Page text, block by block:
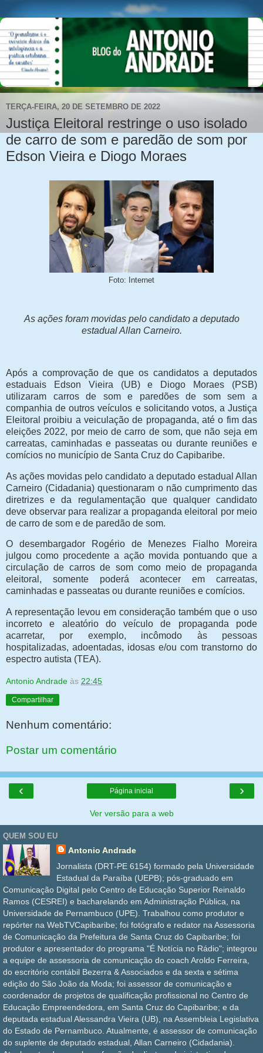
TERÇA-FEIRA, 20 DE SETEMBRO DE 2022
Justiça Eleitoral restringe o uso isolado
de carro de som e paredão de som por
Edson Vieira e Diogo Moraes
Foto: Internet
As ações foram movidas pelo candidato a deputado
estadual Allan Carneiro.
Após a comprovação de que os candidatos a deputados
estaduais Edson Vieira (UB) e Diogo Moraes (PSB)
utilizaram carros de som e paredões de som sem a
companhia de outros veículos e solicitando votos, a Justiça
Eleitoral proibiu a veiculação de propaganda, até o fim das
eleições 2022, por meio de carro de som, que não seja em
carreatas, caminhadas e passeatas ou durante reuniões e
comícios no município de Santa Cruz do Capibaribe.
As ações movidas pelo candidato a deputado estadual Allan
Carneiro (Cidadania) questionaram o não cumprimento das
diretrizes e da regulamentação que qualquer candidato
deve observar para realizar a propaganda eleitoral por meio
de carro de som e de paredão de som.
O desembargador Rogério de Menezes Fialho Moreira
julgou como procedente a ação movida pontuando que a
circulação de carros de som como meio de propaganda
eleitoral, somente poderá acontecer em carreatas,
caminhadas e passeatas ou durante reuniões e comícios.
A representação levou em consideração também que o uso
incorreto e aleatório do veículo de propaganda pode
acarretar, por exemplo, incômodo às pessoas
hospitalizadas, adoentadas, idosas e/ou com transtorno do
espectro autista (TEA).
Antonio Andrade às 22:45
Compartilhar
Nenhum comentário:
Postar um comentário
‹ ›
Página inicial
Ver versão para a web
QUEM SOU EU
Antonio Andrade
Jornalista (DRT-PE 6154) formado pela Universidade
Estadual da Paraíba (UEPB); pós-graduado em
Comunicação Digital pelo Centro de Educação Superior Reinaldo
Ramos (CESREI) e bacharelando em Administração Pública, na
Universidade de Pernambuco (UPE). Trabalhou como produtor e
repórter na WebTVCapibaribe; foi fotógrafo e redator na Assessoria
de Comunicação da Prefeitura de Santa Cruz do Capibaribe; foi
produtor e apresentador do programa "É Notícia no Rádio"; integrou
a equipe de assessoria de comunicação do coach Aroldo Ferreira,
do escritório contábil Bezerra & Associados e da sexta e sétima
edição do São João da Moda; foi assessor de comunicação e
coordenador de projetos de qualificação profissional no Centro de
Educação Empreendedora, em Santa Cruz do Capibaribe; e da
deputada estadual Alessandra Vieira (UB), na Assembleia Legislativa
do Estado de Pernambuco. Atualmente, é assessor de comunicação
do suplente de deputado estadual, Allan Carneiro (Cidadania).